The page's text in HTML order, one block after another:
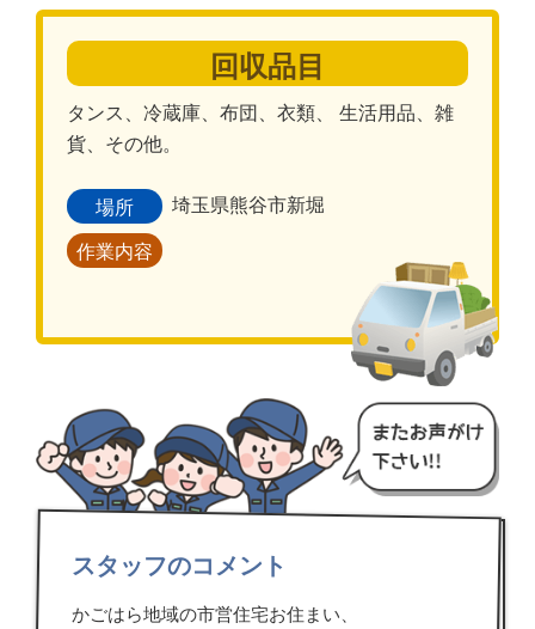
回収品目
タンス、冷蔵庫、布団、衣類、 生活用品、雑
貨、その他。
場所 埼玉県熊谷市新堀
作業内容
スタッフのコメント
かごはら地域の市営住宅お住まい、